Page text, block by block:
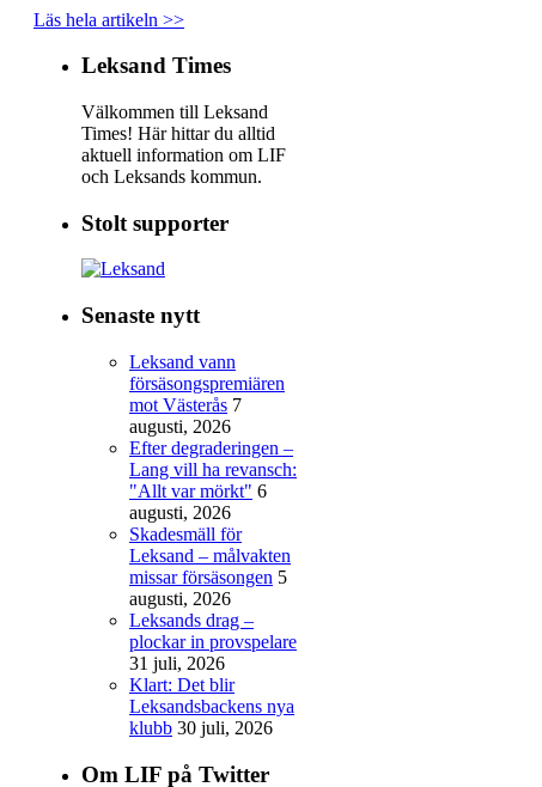
Läs hela artikeln >>
Leksand Times
Välkommen till Leksand
Times! Här hittar du alltid
aktuell information om LIF
och Leksands kommun.
Stolt supporter
Senaste nytt
Leksand vann
försäsongspremiären
mot Västerås 7
augusti, 2026
Efter degraderingen –
Lang vill ha revansch:
"Allt var mörkt" 6
augusti, 2026
Skadesmäll för
Leksand – målvakten
missar försäsongen 5
augusti, 2026
Leksands drag –
plockar in provspelare
31 juli, 2026
Klart: Det blir
Leksandsbackens nya
klubb 30 juli, 2026
Om LIF på Twitter